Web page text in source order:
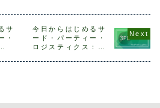
ついて考
いと思い
流コスト
の調査
す。(詳しくはこち
ら)サードパーテ
ィ・ロジスティク
ス(以降3PLと略
tamong
」
テム(株)と
ベンダとの
より、3PL
サ
・
今日からはじめるサ
ード・パーティー・
ロジスティクス：最